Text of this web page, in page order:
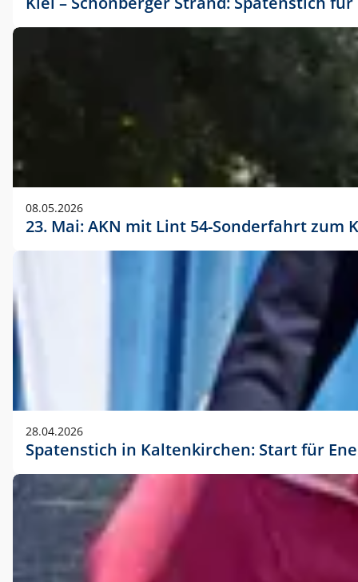
08.05.2026
23. Mai: AKN mit Lint 54-Sonderfahrt
28.04.2026
Spatenstich in Kaltenkirchen: Start für